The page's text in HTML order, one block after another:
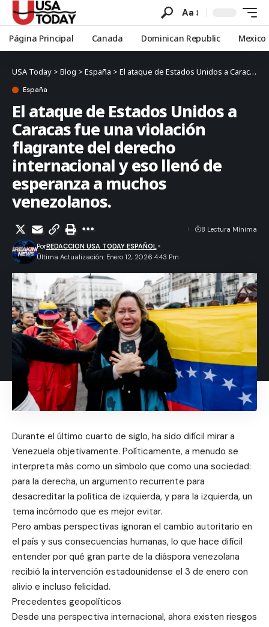
Aa
Página Principal Canada Dominican Republic Mexico
USA Today > Blog > España > El ataque de Estados Unidos a Caracas fue una violación flagrante del derecho internacional y eso llenó de esperanza a muchos venezolanos.
España
El ataque de Estados Unidos a
Caracas fue una violación
flagrante del derecho
internacional y eso llenó de
esperanza a muchos
venezolanos.
Última Actualización: Enero 12, 2026 4:43 Pm
PorREDACCION USA TODAY ESPAÑOL
8 Lectura Mínima
Durante el último cuarto de siglo, ha sido difícil mirar a
Venezuela objetivamente. Políticamente, a menudo se
interpreta más como un símbolo que como una sociedad:
para la derecha, un argumento recurrente para
desacreditar la política de izquierda, y para la izquierda, un
tema incómodo que es mejor evitar.
Pero ambas perspectivas ignoran el cambio autoritario en
el país y sus consecuencias humanas, lo que hace difícil
entender por qué gran parte de la diáspora venezolana
recibió la intervención estadounidense el 3 de enero con
alivio e incluso felicidad.
Precedentes geopolíticos
Desde una perspectiva internacional, ahora existen riesgos